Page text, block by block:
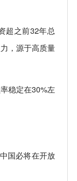
超之前32年总
，源于高质量
稳定在30%左
国必将在开放